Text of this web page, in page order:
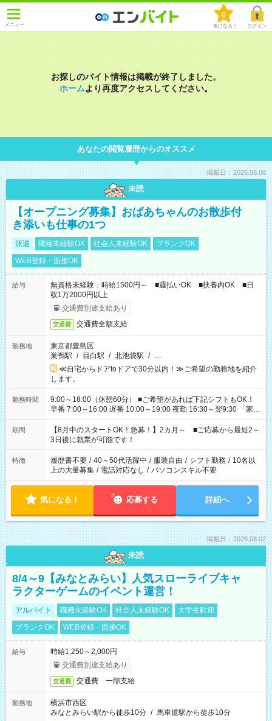
メニュー
0
気になる！ ログイン
お探しのバイト情報は掲載が終了しました。
ホームより再度アクセスしてください。
あなたの閲覧履歴からのオススメ
掲載日：2026.08.08
未読
【オープニング募集】おばあちゃんのお散歩付
き添いも仕事の1つ
派遣 職種未経験OK 社会人未経験OK
ブランクOK
WEB登録・面接OK
給与
無資格未経験：時給1500円～ ■週払いOK ■扶養内OK ■日
収1万2000円以上
交通費別途支給あり
交通費 交通費全額支給
勤務地
東京都豊島区
巣鴨駅 / 目白駅 / 北池袋駅 / …
≪自宅からドアtoドアで30分以内！≫ご希望の勤務地を紹介
します。
勤務時間
9:00～18:00（休憩60分） ■ご希望があれば下記シフトもOK！
早番 7:00～16:00 遅番 10:00～19:00 夜勤 16:30～翌9:30 「家族
と休みを合わせたい」 「余裕を持って夕飯の準備がしたい」
「できれば残業はしたくない」 など、ご希望を教えてください
ね。 ※Wワーク希望の方へ 今ご覧のお仕事で希望する勤務時間
と、もう1つのお仕事の勤務時間。 合計で週40時間を超える場
合は応募できません。
期間
【8月中のスタートOK！急募！】2カ月～ ■ご応募から最短2～
3日後に就業が可能です！
特徴 履歴書不要 / 40～50代活躍中 / 服装自由 / シフト勤務 / 10名以
上の大量募集 / 電話対応なし / パソコンスキル不要
気になる！ 応募する 詳細へ
掲載日：2026.08.02
未読
8/4～9【みなとみらい】人気スローライブキャ
ラクターゲームのイベント運営！
アルバイト 職種未経験OK 社会人未経験OK
大学生歓迎
ブランクOK
WEB登録・面接OK
給与
時給1,250～2,000円
交通費別途支給あり
交通費 交通費 一部支給
勤務地
横浜市西区
みなとみらい駅から徒歩10分 / 馬車道駅から徒歩10分